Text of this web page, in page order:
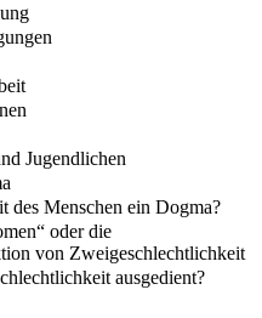
Jugendlichen
des Menschen ein Dogma?
oder die
von Zweigeschlechtlichkeit
ausgedient?